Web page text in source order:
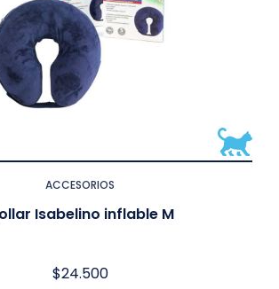
ACCESORIOS
Isabelino inflable M
$24.500